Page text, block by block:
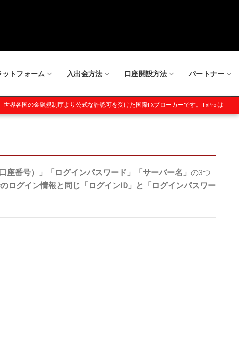
トフォーム 入出金方法 口座開設方法 パートナー
金融規制庁より公式な許認可を受けた国際FXブローカーです。 FxPro は、金融サービ
座番号）」「ログインパスワード」「サーバー名」 の3つ
ログイン情報と同じ「ログインID」と「ログインパスワー